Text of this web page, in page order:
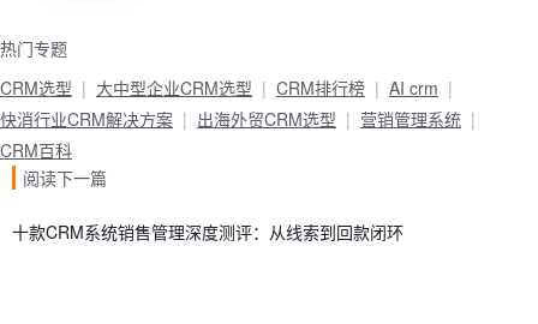
热门专题
CRM选型
大中型企业CRM选型 CRM排行榜
AI crm
快消行业CRM解决方案
出海外贸CRM选型
营销管理系统
CRM百科
阅读下一篇
十款CRM系统销售管理深度测评：从线索到回款闭环